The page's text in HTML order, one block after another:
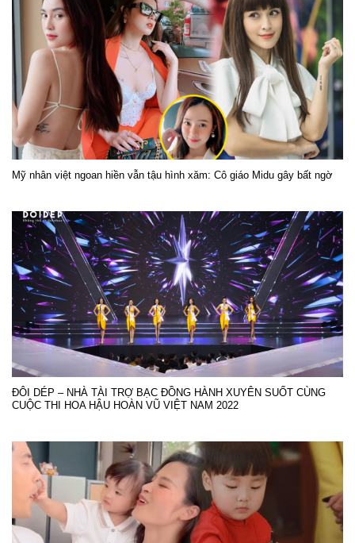
Mỹ nhân việt ngoan hiền vẫn tậu hình xăm: Cô giáo Midu gây bất ngờ
ĐÔI DÉP – NHÀ TÀI TRỢ BẠC ĐỒNG HÀNH XUYÊN SUỐT CÙNG
CUỘC THI HOA HẬU HOÀN VŨ VIỆT NAM 2022